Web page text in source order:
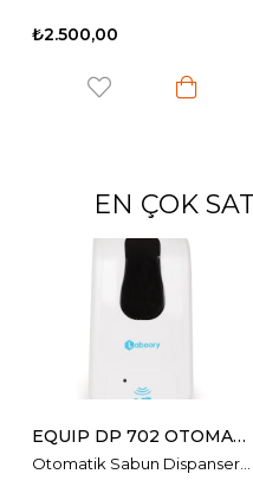
sayesinde hızlı hava
₺2.500,00
EN ÇOK